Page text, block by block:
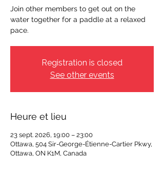
Join other members to get out on the
water together for a paddle at a relaxed
pace.
Registration is closed
See other events
Heure et lieu
23 sept. 2026, 19:00 – 23:00
Ottawa, 504 Sir-George-Étienne-Cartier Pkwy,
Ottawa, ON K1M, Canada